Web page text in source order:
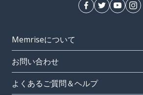
Memriseについて
お問い合わせ
よくあるご質問＆ヘルプ